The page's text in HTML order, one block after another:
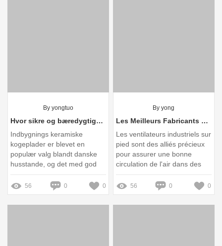
By yongtuo
Hvor sikre og bæredygtige er dine indbygnings keramiske kogeplader virkelig?
Indbygnings keramiske
kogeplader er blevet en
populær valg blandt danske
husstande, og det med god
grund
56 0 0
By yong
Les Meilleurs Fabricants de Ventilateurs Industriels sur Pied : Guide Complet et Comparatif 2025
Les ventilateurs industriels sur
pied sont des alliés précieux
pour assurer une bonne
circulation de l'air dans des
espaces de travail souvent
chauds et confinés
56 0 0